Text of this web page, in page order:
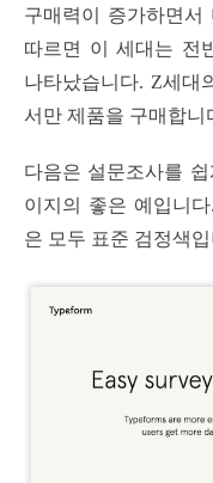
구매력이 증가하면서
따르면 이 세대는 전
나타났습니다. Z세대
서만 제품을 구매합니
다음은 설문조사를 쉽
이지의 좋은 예입니
은 모두 표준 검정색